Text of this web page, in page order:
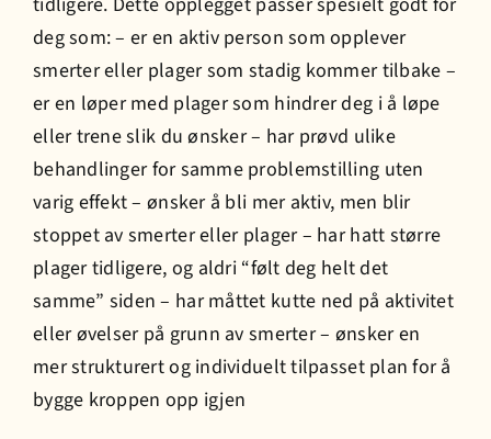
Helseattester
Om oss
Jobb hos oss
Bestill time
deg som: – er en aktiv person som opplever
smerter eller plager som stadig kommer tilbake –
er en løper med plager som hindrer deg i å løpe
eller trene slik du ønsker – har prøvd ulike
behandlinger for samme problemstilling uten
varig effekt – ønsker å bli mer aktiv, men blir
stoppet av smerter eller plager – harhatt større
plager tidligere, og aldri “følt deg helt det
samme” siden – har måttet kutte ned på aktivitet
eller øvelser på grunn av smerter – ønsker en
mer strukturert og individuelt tilpasset plan for å
bygge kroppen opp igjen